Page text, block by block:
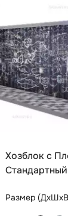
Хозблок с
Размер